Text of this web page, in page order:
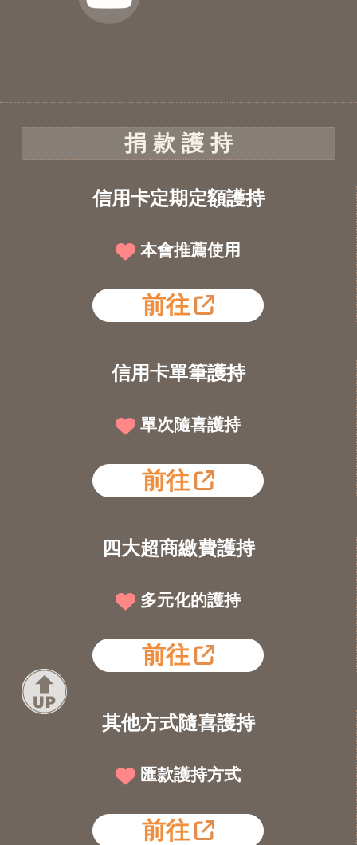
捐 款 護 持
信用卡定期定額護持
本會推薦使用
前往
信用卡單筆護持
單次隨喜護持
前往
四大超商繳費護持
多元化的護持
前往
其他方式隨喜護持
匯款護持方式
前往